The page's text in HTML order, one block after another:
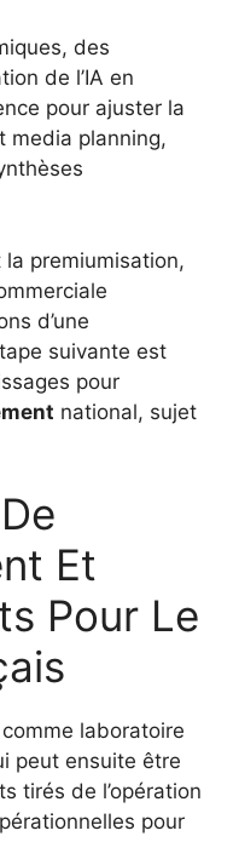
des
de l’IA en
pour ajuster la
media planning,
premiumisation,
d’une
suivante est
pour
national, sujet
Et
Pour Le
laboratoire
peut ensuite être
tirés de l’opération
pour